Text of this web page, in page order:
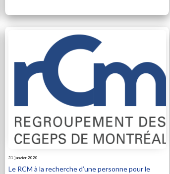
31 janvier 2020
Le RCM à la recherche d’une personne pour le